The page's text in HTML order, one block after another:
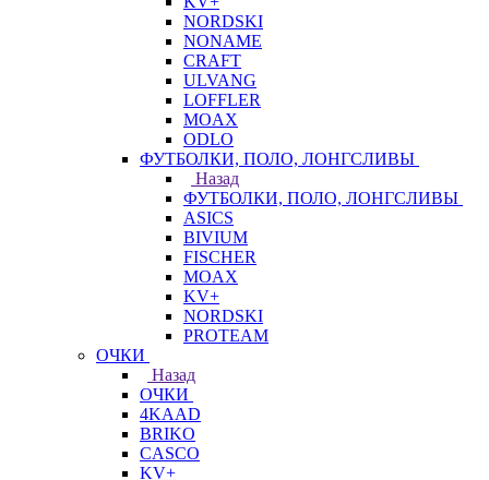
NORDSKI
NONAME
CRAFT
ULVANG
LOFFLER
MOAX
ODLO
ФУТБОЛКИ, ПОЛО, ЛОНГСЛИВЫ
Назад
ФУТБОЛКИ, ПОЛО, ЛОНГСЛИВЫ
ASICS
BIVIUM
FISCHER
MOAX
KV+
NORDSKI
PROTEAM
ОЧКИ
Назад
ОЧКИ
4KAAD
BRIKO
CASCO
KV+